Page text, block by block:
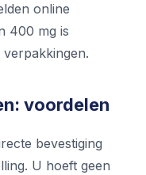
online
400 mg is
voordelen
bevestiging
U hoeft geen